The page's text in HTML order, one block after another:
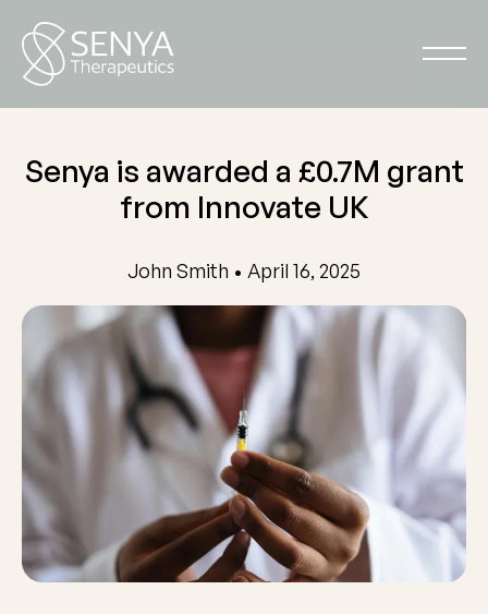
Senya is awarded a £0.7M grant
from Innovate UK
John Smith • April 16, 2025